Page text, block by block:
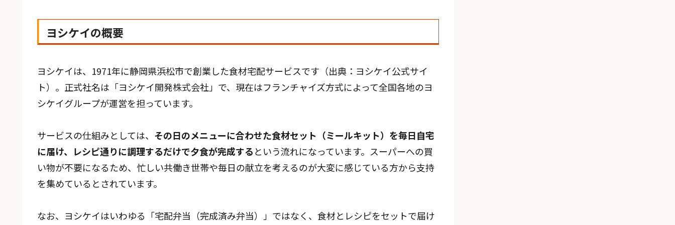
ヨシケイの概要
ヨシケイは、1971年に静岡県浜松市で創業した食材宅配サービスです（出典：ヨシケイ公式サイ
ト）。正式社名は「ヨシケイ開発株式会社」で、現在はフランチャイズ方式によって全国各地のヨ
シケイグループが運営を担っています。
サービスの仕組みとしては、 その日のメニューに合わせた食材セット（ミールキット）を毎日自宅
に届け、レシピ通りに調理するだけで夕食が完成するという流れになっています。スーパーへの買
い物が不要になるため、忙しい共働き世帯や毎日の献立を考えるのが大変に感じている方から支持
を集めているとされています。
なお、ヨシケイはいわゆる「宅配弁当（完成済み弁当）」ではなく、食材とレシピをセットで届け